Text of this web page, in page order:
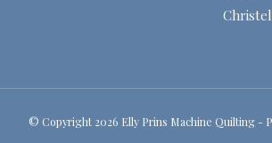
© Copyright 2026 Elly Prins Machine Quilting -